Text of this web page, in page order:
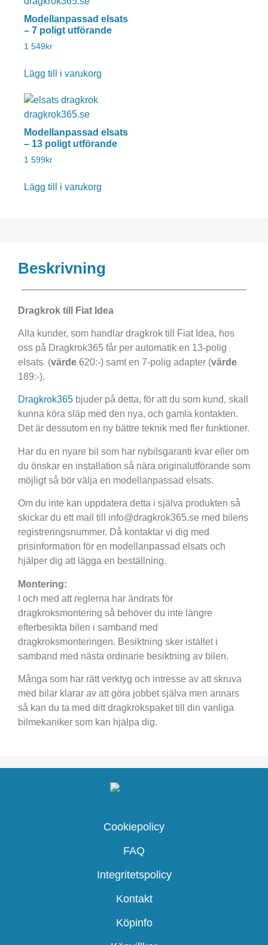
Modellanpassad elsats
– 7 poligt utförande
1 549kr
Lägg till i varukorg
Modellanpassad elsats
– 13 poligt utförande
1 599kr
Lägg till i varukorg
Beskrivning
Dragkrok till Fiat Idea
Alla kunder, som handlar dragkrok till Fiat Idea, hos
oss på Dragkrok365 får per automatik en 13-polig
elsats. (värde 620:-) samt en 7-polig adapter (värde
189:-).
Dragkrok365 bjuder på detta, för att du som kund, skall
kunna köra släp med den nya, och gamla kontakten.
Det är dessutom en ny bättre teknik med fler funktioner.
Har du en nyare bil som har nybilsgaranti kvar eller om
du önskar en installation så nära originalutförande som
möjligt så bör välja en modellanpassad elsats.
Om du inte kan uppdatera detta i själva produkten så
skickar du ett mail till info@dragkrok365.se med bilens
registreringsnummer. Då kontaktar vi dig med
prisinformation för en modellanpassad elsats och
hjälper dig att lägga en beställning.
Montering:
I och med att reglerna har ändrats för
dragkroksmontering så behöver du inte längre
efterbesikta bilen i samband med
dragkroksmonteringen. Besiktning sker istället i
samband med nästa ordinarie besiktning av bilen.
Många som har rätt verktyg och intresse av att skruva
med bilar klarar av att göra jobbet själva men annars
så kan du ta med ditt dragkrokspaket till din vanliga
bilmekaniker som kan hjälpa dig.
Cookiepolicy
FAQ
Integritetspolicy
Kontakt
Köpinfo